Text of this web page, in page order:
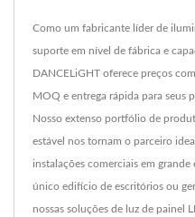
Como um fabricante líder de
suporte em nível de fábrica e
DANCELiGHT oferece preços
MOQ e entrega rápida para seus
Nosso extenso portfólio de
estável nos tornam o parceiro
instalações comerciais em
único edifício de escritórios ou
nossas soluções de luz de painel